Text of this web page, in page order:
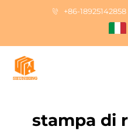
+86-18925142858
stampa di